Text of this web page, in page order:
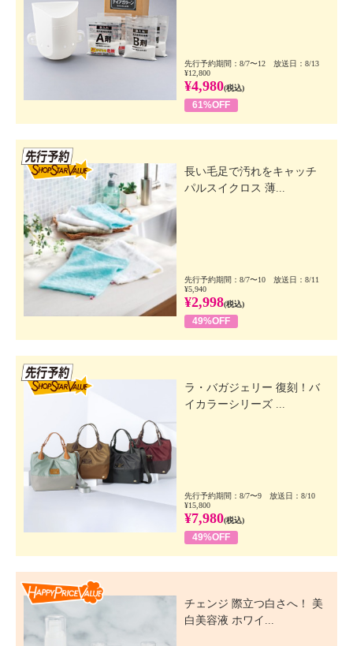
先行予約期間：8/7〜12 放送日：8/13
¥12,800
¥4,980(税込)
61%OFF
長い毛足で汚れをキャッチ
パルスイクロス 薄...
先行予約期間：8/7〜10 放送日：8/11
¥5,940
¥2,998(税込)
49%OFF
ラ・バガジェリー 復刻！バ
イカラーシリーズ ...
先行予約期間：8/7〜9 放送日：8/10
¥15,800
¥7,980(税込)
49%OFF
チェンジ 際立つ白さへ！ 美
白美容液 ホワイ...